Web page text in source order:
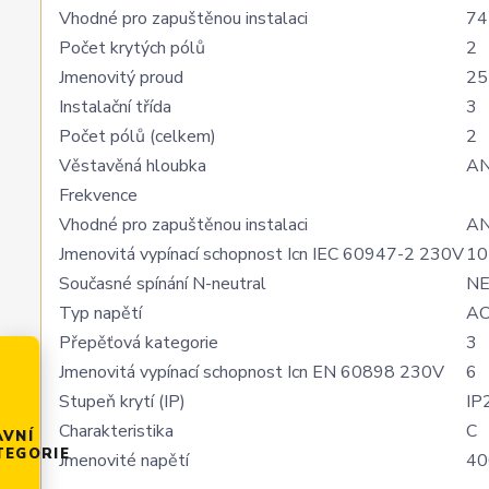
Vhodné pro zapuštěnou instalaci
74
Počet krytých pólů
2
Jmenovitý proud
25
Instalační třída
3
Počet pólů (celkem)
2
Věstavěná hloubka
Frekvence
Vhodné pro zapuštěnou instalaci
Jmenovitá vypínací schopnost Icn IEC 60947-2 230V10
Současné spínání N-neutral
NE
Typ napětí
AC
Přepěťová kategorie
3
Jmenovitá vypínací schopnost Icn EN 60898 230V
6
Stupeň krytí (IP)
Charakteristika
C
Jmenovité napětí